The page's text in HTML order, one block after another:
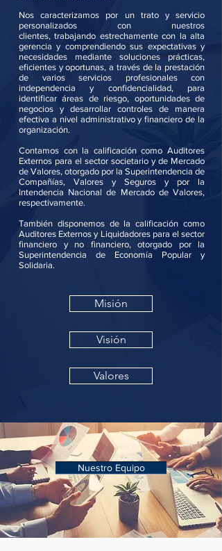
Nos caracterizamos por un trato y servicio
personalizados con nuestros
clientes, trabajando estrechamente con la alta
gerencia y comprendiendo sus expectativas y
necesidades mediante soluciones prácticas,
eficientes y oportunas, a través de la prestación
de varios servicios profesionales con
independencia y confidencialidad, para
identificar áreas de riesgo, oportunidades de
negocios y desarrollar controles de manera
efectiva a nivel administrativo y financiero de la
organización.
Contamos con la calificación como Auditores
Externos para el sector societario y de Mercado
de Valores, otorgado por la Superintendencia de
Compañías, Valores y Seguros y por la
Intendencia Nacional de Mercado de Valores,
respectivamente.
También disponemos de la calificación como
Auditores Externos y Liquidadores para el sector
financiero y no financiero, otorgado por la
Superintendencia de Economía Popular y
Solidaria.
Misión
Visión
Valores
Nuestro Equipo